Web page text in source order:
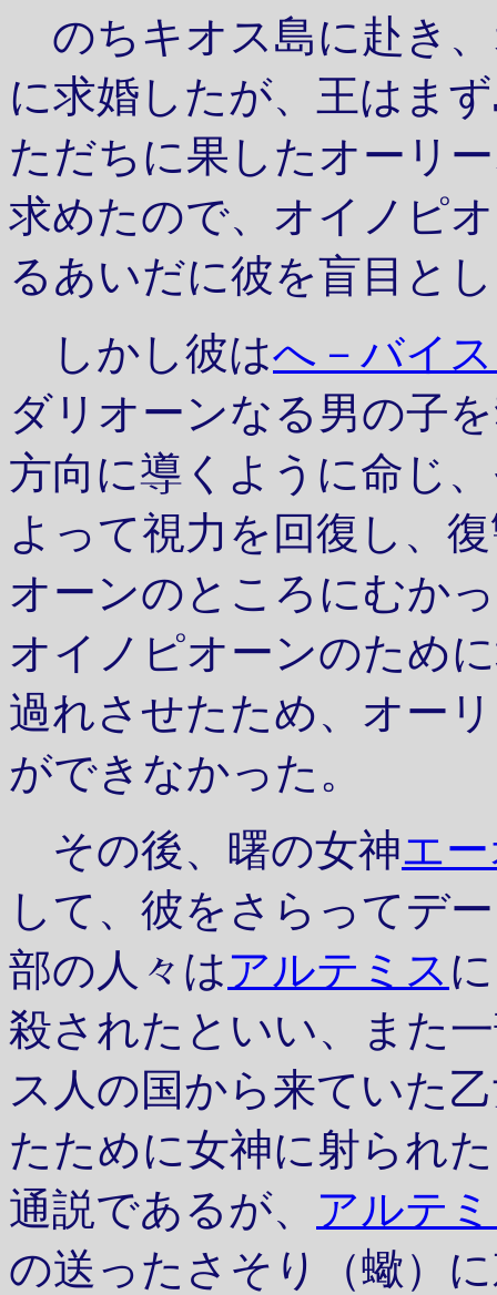
のちキオス島に赴き
に求婚したが、王はま
ただちに果したオーリ
求めたので、オイノピ
るあいだに彼を盲目と
しかし彼はへ－バイ
ダリオーンなる男の子
方向に導くように命じ
よって視力を回復し、
オーンのところにむか
オイノピオーンのため
過れさせたため、オー
ができなかった。
その後、曙の女神エ
して、彼をさらってデ
部の人々はアルテミス
殺されたといい、また
ス人の国から来ていた
たために女神に射られ
通説であるが、 アルテ
の送ったさそり（蠍）